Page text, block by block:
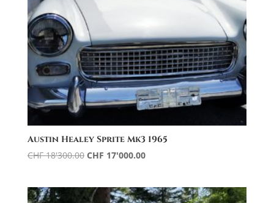
Austin Healey Sprite Mk3 1965
CHF18'300.00 Le
était :
CHF 17'000.00Le
est :